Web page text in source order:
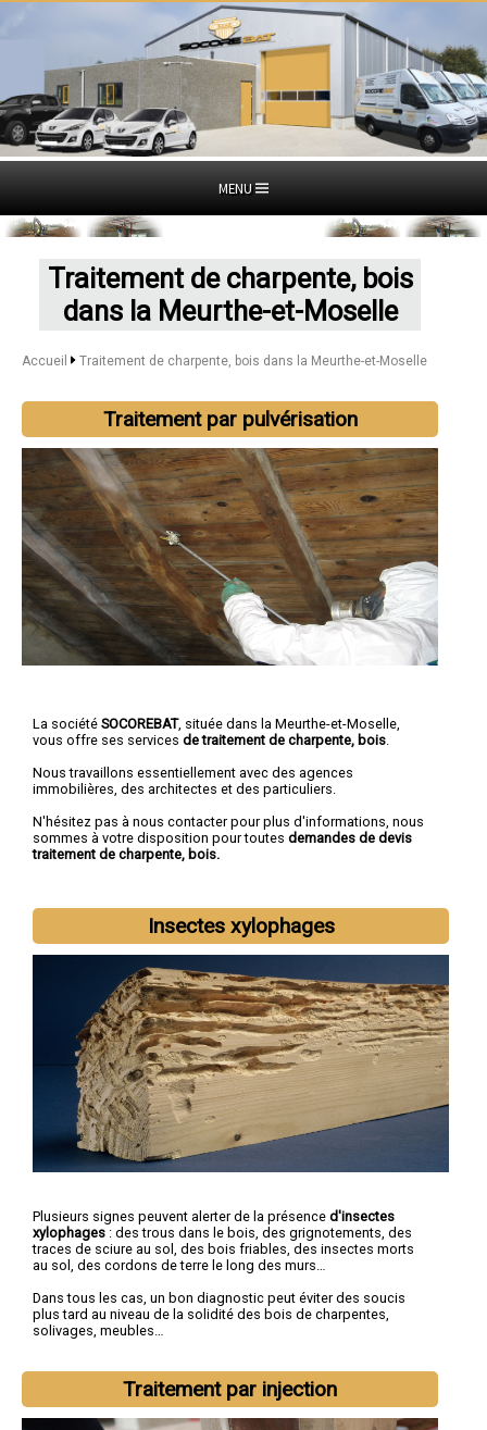
MENU
Traitement de charpente, bois
dans la Meurthe-et-Moselle
Accueil Traitement de charpente, bois dans la Meurthe-et-Moselle
Traitement par pulvérisation
La société SOCOREBAT, située dans la Meurthe-et-Moselle,
vous offre ses services de traitement de charpente, bois
Nous travaillons essentiellement avec des agences
immobilières, des architectes et des particuliers.
N'hésitez pas à nous contacter pour plus d'informations, nous
sommes à votre disposition pour toutes demandes de devis
traitement de charpente, bois.
Insectes xylophages
Plusieurs signes peuvent alerter de la présence d'insectes
xylophages : des trous dans le bois, des grignotements, des
traces de sciure au sol, des bois friables, des insectes morts
au sol, des cordons de terre le long des murs…
Dans tous les cas, un bon diagnostic peut éviter des soucis
plus tard au niveau de la solidité des bois de charpentes,
solivages, meubles…
Traitement par injection